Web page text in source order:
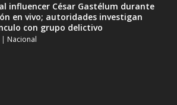
influencer César Gastélum durante
en vivo; autoridades investigan
con grupo delictivo
| Nacional